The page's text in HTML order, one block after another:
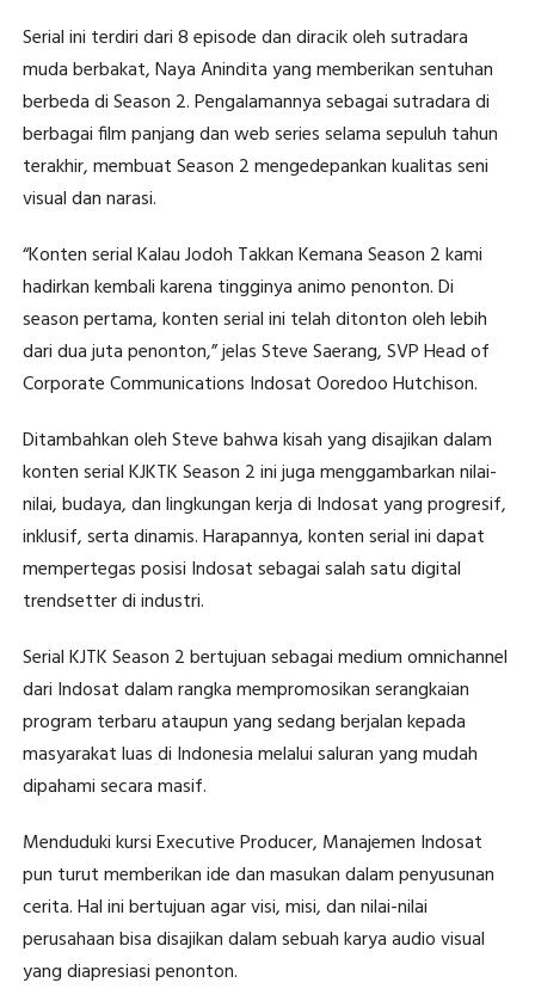
Serial ini terdiri dari 8 episode dan diracik oleh sutradara
muda berbakat, Naya Anindita yang memberikan sentuhan
berbeda di Season 2. Pengalamannya sebagai sutradara di
berbagai film panjang dan web series selama sepuluh tahun
terakhir, membuat Season 2 mengedepankan kualitas seni
visual dan narasi.
“Konten serial Kalau Jodoh Takkan Kemana Season 2 kami
hadirkan kembali karena tingginya animo penonton. Di
season pertama, konten serial ini telah ditonton oleh lebih
dari dua juta penonton,” jelas Steve Saerang, SVP Head of
Corporate Communications Indosat Ooredoo Hutchison.
Ditambahkan oleh Steve bahwa kisah yang disajikan dalam
konten serial KJKTK Season 2 ini juga menggambarkan nilai-
nilai, budaya, dan lingkungan kerja di Indosat yang progresif,
inklusif, serta dinamis. Harapannya, konten serial ini dapat
mempertegas posisi Indosat sebagai salah satu digital
trendsetter di industri.
Serial KJTK Season 2 bertujuan sebagai medium omnichannel
dari Indosat dalam rangka mempromosikan serangkaian
program terbaru ataupun yang sedang berjalan kepada
masyarakat luas di Indonesia melalui saluran yang mudah
dipahami secara masif.
Menduduki kursi Executive Producer, Manajemen Indosat
pun turut memberikan ide dan masukan dalam penyusunan
cerita. Hal ini bertujuan agar visi, misi, dan nilai-nilai
perusahaan bisa disajikan dalam sebuah karya audio visual
yang diapresiasi penonton.